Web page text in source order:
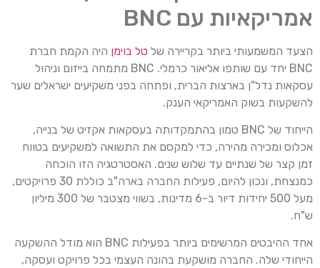
אמריקאיות עם BNC
הצעד המשמעותי ביותר בקריירה של טל בוימן היה הקמת חברת
BNC יחד עם שותפו אליאור כרמלי. BNC מתמחה בייזום וניהול
עסקאות נדל"ן בארצות הברית, ופתחה בפני משקיעים ישראלים שער
להשקעות בשוק האמריקאי הענק.
הייחוד של BNC טמון בהתמקדותה בעסקאות אקזיט של בנייה,
אכלוס ומכירה מהירה, כדי למקסם את התשואה למשקיעים בטווח
זמן קצר של שנתיים עד שלוש שנים. האסטרטגיה הזו הוכחה
כמנצחת, ונכון להיום, פעילות החברה בארה"ב כוללת 30 פרויקטים,
מעל 500 יחידות דיור ב-6 מדינות, בשווי מצטבר של 300 מיליון
ש"ח.
אחד ההיבטים המרשימים ביותר בפעילות BNC הוא מודל ההשקעה
הייחודי שלה. החברה מושקעת בהונה העצמי בכל פרויקט ועסקה,